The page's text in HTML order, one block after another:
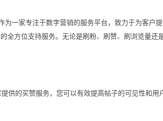
一家专注于数字营销的服务平台，致力于为客户
全方位支持服务。无论是刷粉、刷赞、刷浏览量还
供的买赞服务，您可以有效提高帖子的可见性和用